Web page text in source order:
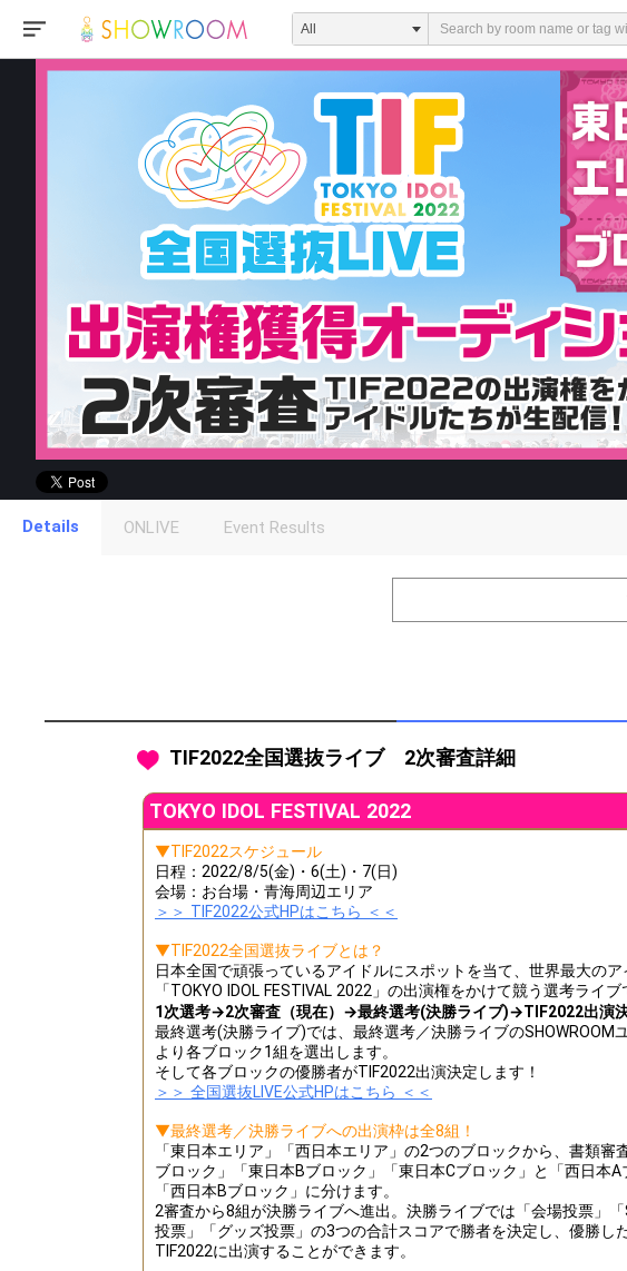
Level Points
Event Begins!
Throw gifts to the stage and join the live performance.
First, try throwing free Stars (once a day)! You can also charge Show Gold to
(available from 1 JPY)! When you continue to send gifts to the performer(s), the
To cheer on performers, you can send them gifts.
To send performers paid items, you must use Show Gold.
Details ONLIVE Event Results
TIF2022全国選抜ライブ 2次審査詳細
TOKYO IDOL FESTIVAL 2022
▼TIF2022スケジュール
日程：2022/8/5(金)・6(土)・7(日)
会場：お台場・青海周辺エリア
＞＞ TIF2022公式HPはこちら ＜＜
▼TIF2022全国選抜ライブとは？
日本全国で頑張っているアイドルにスポットを当て、世界最大のア
「TOKYO IDOL FESTIVAL 2022」の出演権をかけて競う選考ライブ
1次選考→2次審査（現在）→最終選考(決勝ライブ)→TIF2022出演
最終選考(決勝ライブ)では、最終選考／決勝ライブのSHOWROOM
より各ブロック1組を選出します。
そして各ブロックの優勝者がTIF2022出演決定します！
＞＞ 全国選抜LIVE公式HPはこちら ＜＜
▼最終選考／決勝ライブへの出演枠は全8組！
「東日本エリア」「西日本エリア」の2つのブロックから、書類審
ブロック」「東日本Bブロック」「東日本Cブロック」と「西日本A
「西日本Bブロック」に分けます。
2審査から8組が決勝ライブへ進出。決勝ライブでは「会場投票」「
投票」「グッズ投票」の3つの合計スコアで勝者を決定し、優勝し
TIF2022に出演することができます。